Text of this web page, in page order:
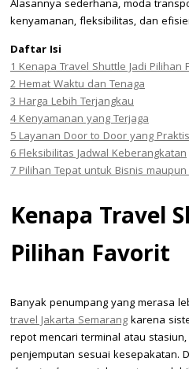
Alasannya sederhana, moda
kenyamanan, fleksibilitas, dan
Daftar Isi
1Kenapa Travel Shuttle Jadi Pilihan
2Hemat Waktu dan Tenaga
3Harga Lebih Terjangkau
4Kenyamanan yang Terjaga
5Layanan Door to Door yang Praktis
6Fleksibilitas Jadwal Keberangkatan
7Pilihan Tepat untuk Bisnis
Kenapa Travel
Pilihan Favorit
Banyak penumpang yang merasa
travel Jakarta Semarangkarena
repot mencari terminal atau
penjemputan sesuai kesepakatan.